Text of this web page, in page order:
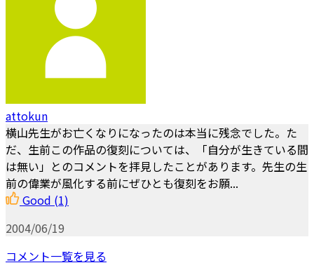
attokun
横山先生がお亡くなりになったのは本当に残念でした。た
だ、生前この作品の復刻については、「自分が生きている間
は無い」とのコメントを拝見したことがあります。先生の生
前の偉業が風化する前にぜひとも復刻をお願...
Good (1)
2004/06/19
コメント一覧を見る